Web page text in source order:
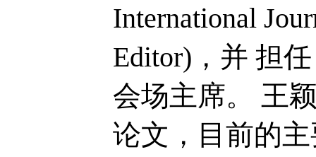
International
Editor)，并 担任
会场主席。
王
论文，目前的